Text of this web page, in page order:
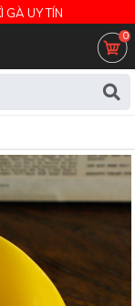
GÀ UY TÍN
0